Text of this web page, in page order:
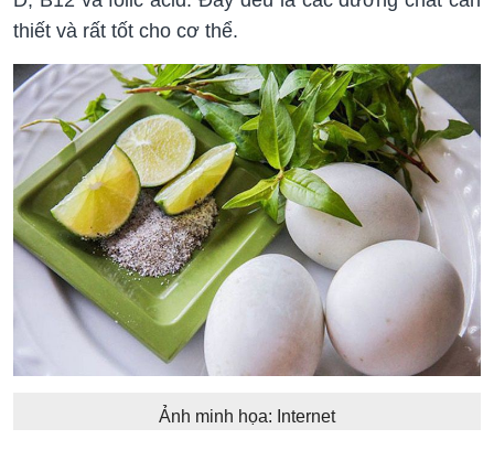
thiết và rất tốt cho cơ thể.
Ảnh minh họa: Internet